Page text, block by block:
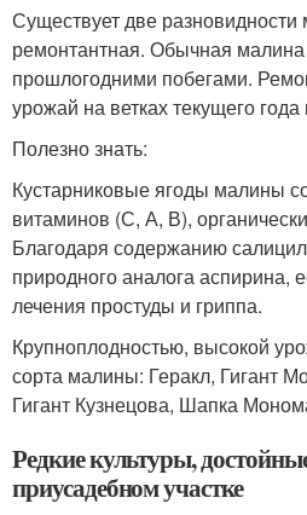
Существует две
ремонтантная. Обычная
прошлогодними побегами.
урожай на ветках текущего года
Полезно знать:
Кустарниковые ягоды малины
витаминов (С, А, В),
Благодаря содержанию
природного аналога аспирина,
лечения простуды и гриппа.
Крупноплодностью, высокой
сорта малины: Геракл, Гигант
Гигант Кузнецова, Шапка
Редкие культуры,
приусадебном участке